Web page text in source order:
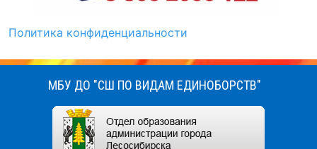
Политика конфиденциальности
МБУ ДО "СШ ПО ВИДАМ ЕДИНОБОРСТВ"